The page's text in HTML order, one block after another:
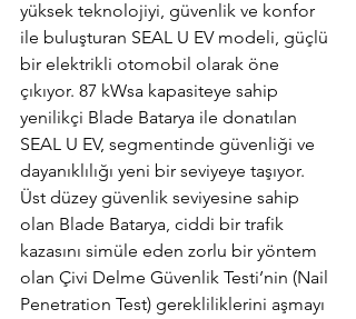
yüksek teknolojiyi, güvenlik ve konfor
ile buluşturan SEAL U EV modeli, güçlü
bir elektrikli otomobil olarak öne
çıkıyor. 87 kWsa kapasiteye sahip
yenilikçi Blade Batarya ile donatılan
SEAL U EV, segmentinde güvenliği ve
dayanıklılığı yeni bir seviyeye taşıyor.
Üst düzey güvenlik seviyesine sahip
olan Blade Batarya, ciddi bir trafik
kazasını simüle eden zorlu bir yöntem
olan Çivi Delme Güvenlik Testi’nin (Nail
Penetration Test) gerekliliklerini aşmayı